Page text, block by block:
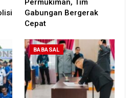
Permukiman, Tim
Gabungan Bergerak
Cepat
BABASAL